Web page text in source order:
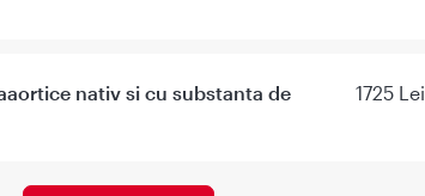
nativ si cu substanta de
1725 Lei